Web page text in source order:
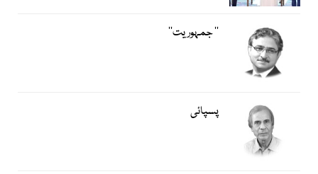
’’ جمہوریت‘‘
پسپائی